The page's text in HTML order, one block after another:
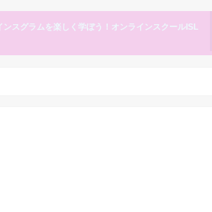
ンスグラムを楽しく学ぼう！オンラインスクールISL